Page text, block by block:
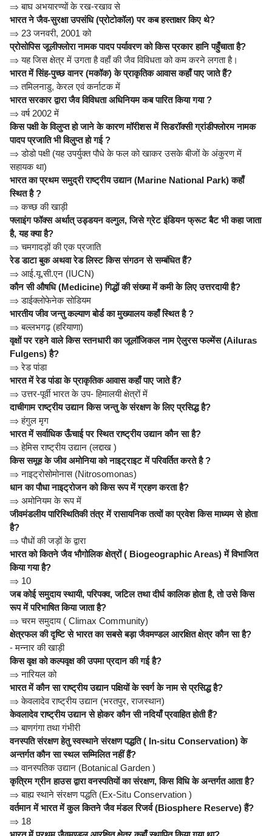
⇒ बाघ अभयारण्यों के रख-रखाव से
भारत ने जैव-सुरक्षा उपसंधि (प्रोटोकॉल) पर कब हस्ताक्षर किए थे?
⇒ 23 जनवरी, 2001 को
प्रोसोपिस जूलीफ्लोरा नामक पादप पर्यावरण को किस प्रकार हानि पहुँचाता है?
⇒ यह जिस क्षेत्र में उगता है वहाँ की जैव विविधता को कम करने लगता है।
भारत में सिंह-पुच्छ वानर (मकॉक) के प्राकृतिक आवास कहाँ पाए जाते हैं?
⇒ तमिलनाडु, केरल एवं कर्नाटक में
भारत सरकार द्वारा जैव विविधता अधिनियम कब पारित किया गया ?
⇒ वर्ष 2002 में
किस पक्षी के विलुप्त हो जाने के कारण मॉरीशस में सिडरॉक्सी ग्रांडीफ्लोरम नामक
पादप प्रजाति भी विलुप्त हो गई ?
⇒डोडो पक्षी (यह उपर्युक्त पौधे के फल को खाकर उसके बीजों के अंकुरण में
सहायक था)
भारत का प्रथम समुद्री राष्ट्रीय उद्यान (Marine National Park) कहाँ
स्थित है ?
⇒कच्छ की खाड़ी
फ्लाइंग फॉक्स अर्थात् उड्डयन वल्गुल, जिसे ग्रेट इंडियन फ्रूट बैट भी कहा जाता
है, यह क्या है?
⇒ चमगादड़ों की एक प्रजाति
रेड डाटा बुक अथवा रेड लिस्ट किस संगठन से सम्बंधित हैं?
⇒ आई.यू.सी.एन (IUCN)
कौन सी औषधि (Medicine) गिद्धों की संख्या में कमी के लिए उत्तरदायी है?
⇒डाईक्लोफेनेक सोडियम
भारतीय जीव जन्तु कल्याण बोर्ड का मुख्यालय कहाँ स्थित है ?
⇒ बल्लभगढ़ (हरियाणा)
वृक्षों पर रहने वाले किस स्तनधारी का जूलॉजिकल नाम ऐलुरस फल्मेंस (Ailuras
Fulgens) है?
⇒ रेड पांडा
भारत में रेड पांडा के प्राकृतिक आवास कहाँ पाए जाते हैं?
⇒उत्तर-पूर्वी भारत के उप- हिमालयी क्षेत्रों में
दाचीगाम राष्ट्रीय उद्यान किस जन्तु के संरक्षण के लिए प्रसिद्ध है?
⇒हंगुल मृग
भारत में सर्वाधिक ऊँचाई पर स्थित राष्ट्रीय उद्यान कौन सा है?
⇒ हेमिस राष्ट्रीय उद्यान (लद्दाख )
किस समूह के जीव अमोनिया को नाइट्राइट में परिवर्तित करते है ?
⇒नाइट्रोसोमोनास (Nitrosomonas)
धान का पौधा नाइट्रोजन को किस रूप में ग्रहण करता है?
⇒ अमोनियम के रूप में
जीवमंडलीय पारिस्थितिकी तंत्र में रासायनिक तत्वों का प्रवेश किस माध्यम से होता
है?
⇒पौधों की जड़ों के द्वारा
भारत को कितने जैव भौगोलिक क्षेत्रों ( Biogeographic Areas) में विभाजित
किया गया है?
⇒ 10
जब कोई समुदाय स्थायी, परिपक्व, जटिल तथा दीर्घ कालिक होता है, तो उसे किस
रूप में परिभाषित किया जाता है?
⇒ चरम समुदाय ( Climax Community)
क्षेत्रफल की दृष्टि से भारत का सबसे बड़ा जैवमण्डल आरक्षित क्षेत्र कौन सा है?
- मन्नार की खाड़ी
किस वृक्ष को कल्पवृक्ष की उपमा प्रदान की गई है?
⇒ नारियल को
भारत में कौन सा राष्ट्रीय उद्यान पक्षियों के स्वर्ग के नाम से प्रसिद्ध है?
⇒केवलादेव राष्ट्रीय उद्यान (भरतपुर, राजस्थान)
केवलादेव राष्ट्रीय उद्यान से होकर कौन सी नदियाँ प्रवाहित होती हैं?
⇒ बाणगंगा तथा गंभीरी
वनस्पति संरक्षण हेतु स्वस्थाने संरक्षण पद्धति ( In-situ Conservation) के
अन्तर्गत कौन सा स्थल सम्मिलित नहीं हैं?
⇒ वानस्पतिक उद्यान (Botanical Garden )
कृत्रिम ग्रीन हाउस द्वारा वनस्पतियों का संरक्षण, किस विधि के अन्तर्गत आता है?
⇒बाह्य स्थाने संरक्षण पद्धति (Ex-Situ Conservation )
वर्तमान में भारत में कुल कितने जैव मंडल रिजर्व (Biosphere Reserve) हैं?
⇒ 18